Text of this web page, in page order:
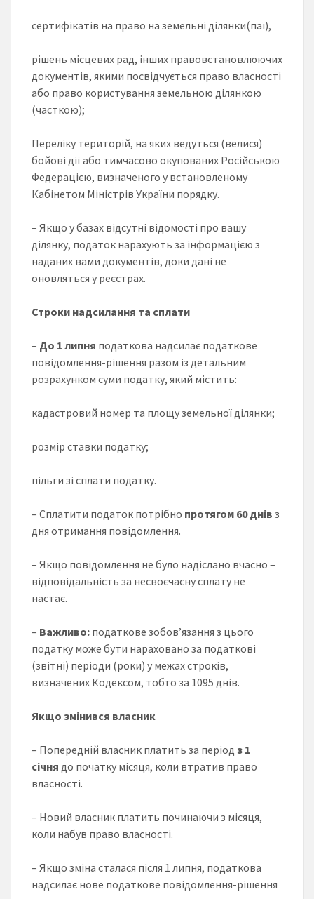
сертифікатів на право на земельні ділянки(паї),
рішень місцевих рад, інших правовстановлюючих
документів, якими посвідчується право власності
або право користування земельною ділянкою
(часткою);
Переліку територій, на яких ведуться (велися)
бойові дії або тимчасово окупованих Російською
Федерацією, визначеного у встановленому
Кабінетом Міністрів України порядку.
– Якщо у базах відсутні відомості про вашу
ділянку, податок нарахують за інформацією з
наданих вами документів, доки дані не
оновляться у реєстрах.
Строки надсилання та сплати
– До 1 липня податкова надсилає податкове
повідомлення-рішення разом із детальним
розрахунком суми податку, який містить:
кадастровий номер та площу земельної ділянки;
розмір ставки податку;
пільги зі сплати податку.
– Сплатити податок потрібно протягом 60 днів з
дня отримання повідомлення.
– Якщо повідомлення не було надіслано вчасно –
відповідальність за несвоєчасну сплату не
настає.
– Важливо: податкове зобов’язання з цього
податку може бути нараховано за податкові
(звітні) періоди (роки) у межах строків,
визначених Кодексом, тобто за 1095 днів.
Якщо змінився власник
– Попередній власник платить за період з 1
січня до початку місяця, коли втратив право
власності.
– Новий власник платить починаючи з місяця,
коли набув право власності.
– Якщо зміна сталася після 1 липня, податкова
надсилає нове податкове повідомлення-рішення